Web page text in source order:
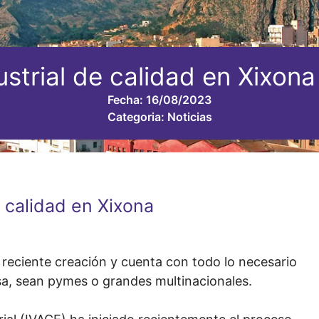
de calidad en
Fecha: 16/08/2023
Categoria: Noticias
en Xixona
creación y cuenta con todo lo necesario
sean pymes o grandes multinacionales.